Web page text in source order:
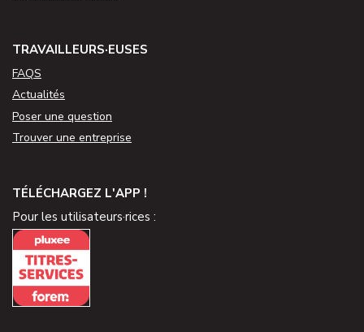
TRAVAILLEURS·EUSES
FAQS
Actualités
Poser une question
Trouver une entreprise
TÉLÉCHARGEZ L'APP !
Pour les utilisateurs·rices :